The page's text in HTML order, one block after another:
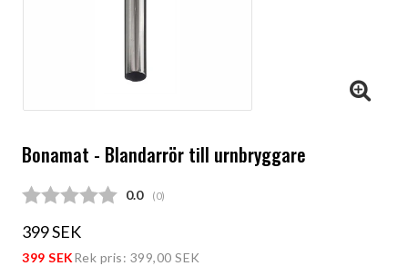
Bonamat - Blandarrör till urnbryggare
Snittbetyg:
0.0 (röster:
0)
399 SEK
399 SEKRek pris: 399,00 SEK